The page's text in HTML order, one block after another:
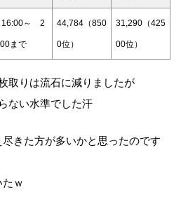
16:00～ 2
まで
44,784（850
0位）
31,290（425
00位）
取りは流石に減りましたが
ない水準でした汗
きた方が多いかと思ったのです
ｗ